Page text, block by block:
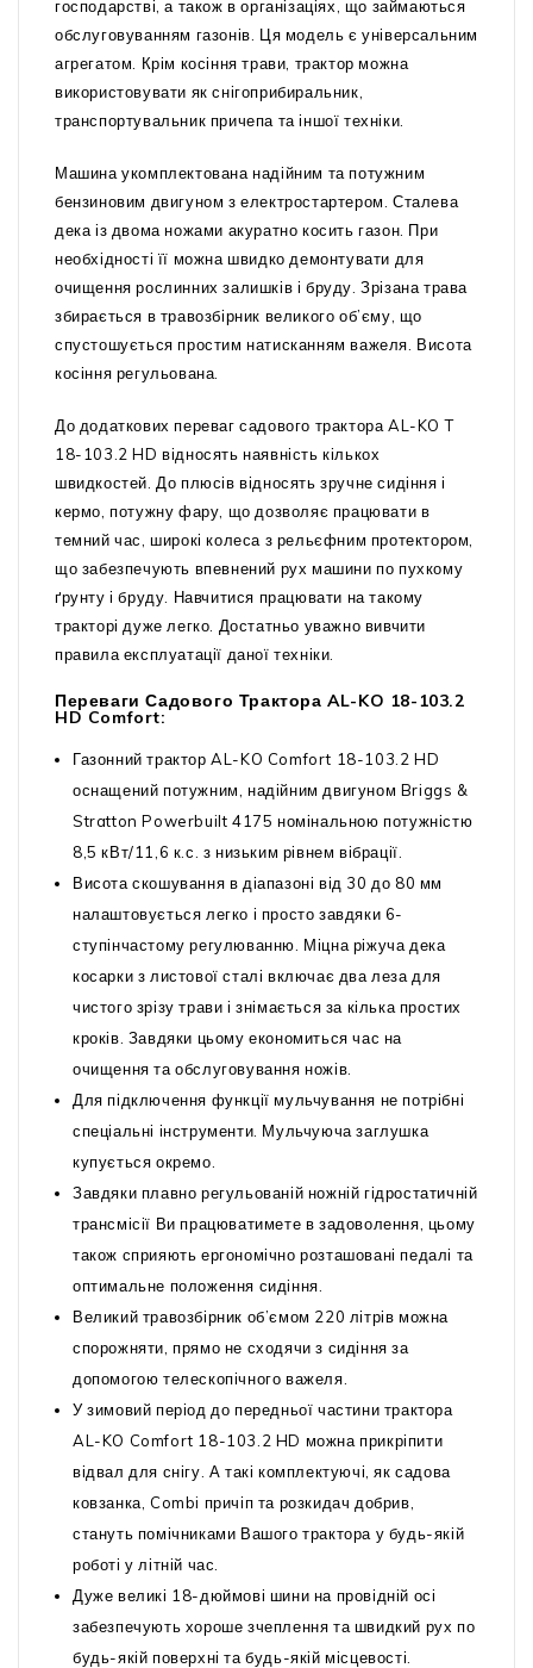
господарстві, а також в організаціях, що займаються
обслуговуванням газонів. Ця модель є універсальним
агрегатом. Крім косіння трави, трактор можна
використовувати як снігоприбиральник,
транспортувальник причепа та іншої техніки.
Машина укомплектована надійним та потужним
бензиновим двигуном з електростартером. Сталева
дека із двома ножами акуратно косить газон. При
необхідності її можна швидко демонтувати для
очищення рослинних залишків і бруду. Зрізана трава
збирається в травозбірник великого об’єму, що
спустошується простим натисканням важеля. Висота
косіння регульована.
До додаткових переваг садового трактора AL-KO T
18-103.2 HD відносять наявність кількох
швидкостей. До плюсів відносять зручне сидіння і
кермо, потужну фару, що дозволяє працювати в
темний час, широкі колеса з рельєфним протектором,
що забезпечують впевнений рух машини по пухкому
ґрунту і бруду. Навчитися працювати на такому
тракторі дуже легко. Достатньо уважно вивчити
правила експлуатації даної техніки.
Переваги Садового Трактора AL-KO 18-103.2
HD Comfort:
Газонний трактор AL-KO Comfort 18-103.2 HD
оснащений потужним, надійним двигуном Briggs &
Stratton Powerbuilt 4175 номінальною потужністю
8,5 кВт/11,6 к.с. з низьким рівнем вібрації.
Висота скошування в діапазоні від 30 до 80 мм
налаштовується легко і просто завдяки 6-
ступінчастому регулюванню. Міцна ріжуча дека
косарки з листової сталі включає два леза для
чистого зрізу трави і знімається за кілька простих
кроків. Завдяки цьому економиться час на
очищення та обслуговування ножів.
Для підключення функції мульчування не потрібні
спеціальні інструменти. Мульчуюча заглушка
купується окремо.
Завдяки плавно регульованій ножній гідростатичній
трансмісії Ви працюватимете в задоволення, цьому
також сприяють ергономічно розташовані педалі та
оптимальне положення сидіння.
Великий травозбірник об’ємом 220 літрів можна
спорожняти, прямо не сходячи з сидіння за
допомогою телескопічного важеля.
У зимовий період до передньої частини трактора
AL-KO Comfort 18-103.2 HD можна прикріпити
відвал для снігу. А такі комплектуючі, як садова
ковзанка, Combi причіп та розкидач добрив,
стануть помічниками Вашого трактора у будь-якій
роботі у літній час.
Дуже великі 18-дюймові шини на провідній осі
забезпечують хороше зчеплення та швидкий рух по
будь-якій поверхні та будь-якій місцевості.